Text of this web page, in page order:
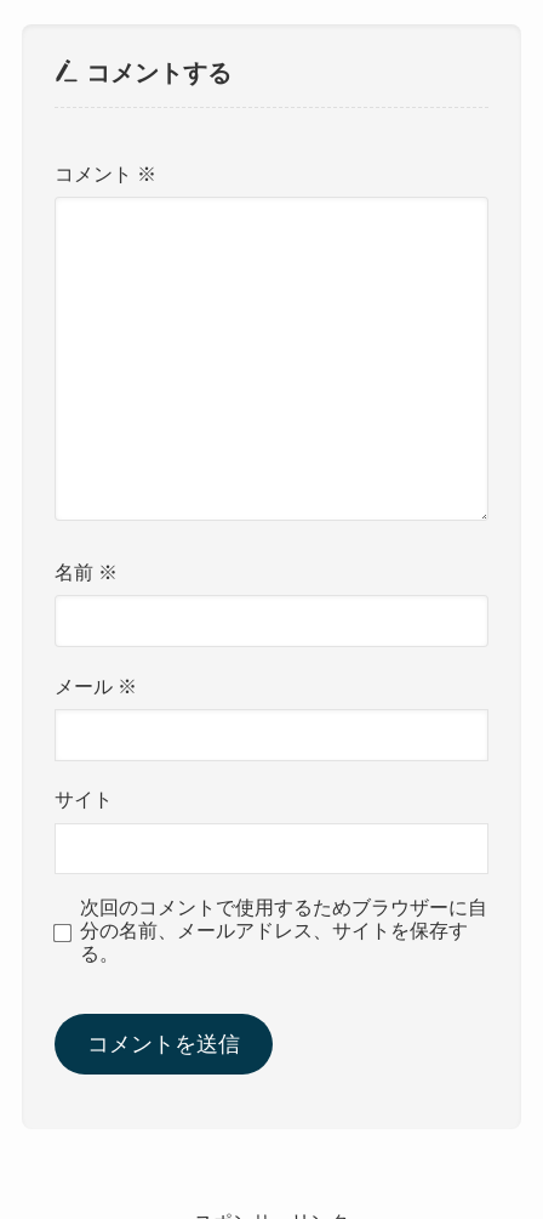
コメントする
コメント ※
名前 ※
メール ※
サイト
次回のコメントで使用するためブラウザーに自
分の名前、メールアドレス、サイトを保存す
る。